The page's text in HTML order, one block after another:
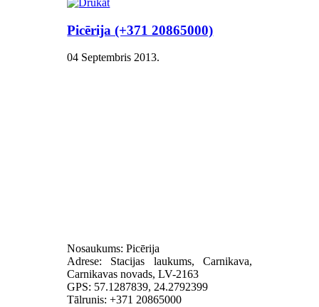
Picērija (+371 20865000)
04 Septembris 2013.
Nosaukums: Picērija
Adrese: Stacijas laukums, Carnikava,
Carnikavas novads, LV-2163
GPS: 57.1287839, 24.2792399
Tālrunis: +371 20865000